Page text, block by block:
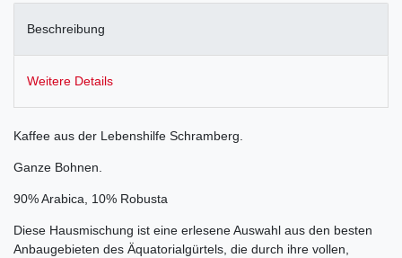
Beschreibung
Weitere Details
Kaffee aus der Lebenshilfe Schramberg.
Ganze Bohnen.
90% Arabica, 10% Robusta
Diese Hausmischung ist eine erlesene Auswahl aus den besten
Anbaugebieten des Äquatorialgürtels, die durch ihre vollen,